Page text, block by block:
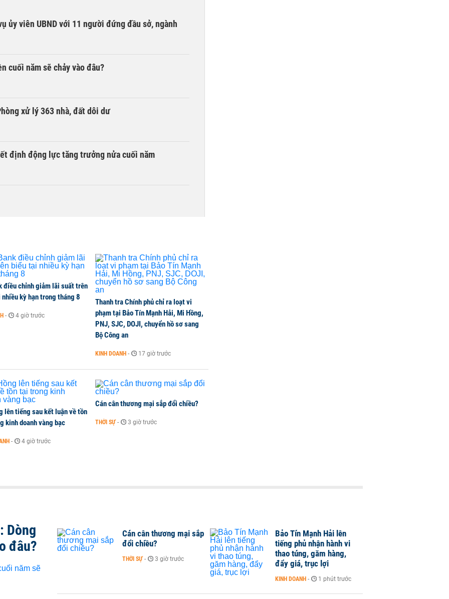
ủy viên UBND với 11 người đứng đầu sở, ngành
cuối năm sẽ chảy vào đâu?
xử lý 363 nhà, đất dôi dư
định động lực tăng trưởng nửa cuối năm
điều chỉnh giảm lãi suất trên
kỳ hạn trong tháng 8
- 4 giờ trước
Thanh tra Chính phủ chỉ ra loạt vi
phạm tại Bảo Tín Mạnh Hải, Mi Hồng,
PNJ, SJC, DOJI, chuyển hồ sơ sang
Bộ Công an
KINH DOANH - 17 giờ trước
lên tiếng sau kết luận về tồn
kinh doanh vàng bạc
- 4 giờ trước
Cán cân thương mại sắp đổi chiều?
THỜI SỰ - 3 giờ trước
Dòng
đâu?
Cán cân thương mại sắp
đổi chiều?
THỜI SỰ - 3 giờ trước
Bảo Tín Mạnh Hải lên
tiếng phủ nhận hành vi
thao túng, găm hàng,
đẩy giá, trục lợi
KINH DOANH - 1 phút trước